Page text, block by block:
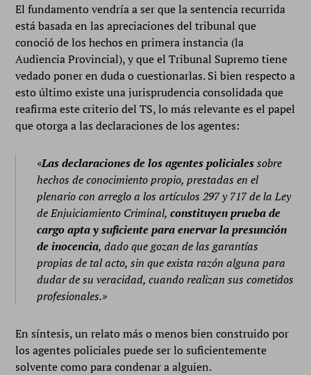
El fundamento vendría a ser que la sentencia recurrida
está basada en las apreciaciones del tribunal que
conoció de los hechos en primera instancia (la
Audiencia Provincial), y que el Tribunal Supremo tiene
vedado poner en duda o cuestionarlas. Si bien respecto a
esto último existe una jurisprudencia consolidada que
reafirma este criterio del TS, lo más relevante es el papel
que otorga a las declaraciones de los agentes:
«Las declaraciones de los agentes policialessobre
hechos de conocimiento propio, prestadas en el
plenario con arreglo a los artículos 297 y 717 de la Ley
de Enjuiciamiento Criminal,constituyen prueba de
cargo apta y suficiente para enervar la presunción
de inocencia, dado que gozan de las garantías
propias de tal acto, sin que exista razón alguna para
dudar de su veracidad, cuando realizan sus cometidos
profesionales.»
En síntesis, un relato más o menos bien construido por
los agentes policiales puede ser lo suficientemente
solvente como para condenar a alguien.